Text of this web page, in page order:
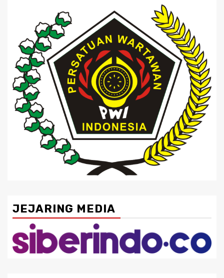
JEJARING MEDIA